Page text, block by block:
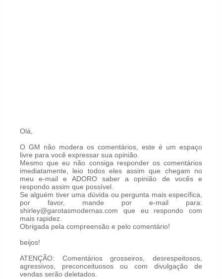
Olá,
O GM não modera os comentários, este é um espaço
livre para você expressar sua opinião.
Mesmo que eu não consiga responder os comentários
imediatamente, leio todos eles assim que chegam no
meu e-mail e ADORO saber a opinião de vocês e
respondo assim que possível.
Se alguém tiver uma dúvida ou pergunta mais específica,
por favor, mande por e-mail para:
shirley@garotasmodernas.com que eu respondo com
mais rapidez.
Obrigada pela compreensão e pelo comentário!
beijos!
ATENÇÃO: Comentários grosseiros, desrespeitosos,
agressivos, preconceituosos ou com divulgação de
vendas serão deletados.